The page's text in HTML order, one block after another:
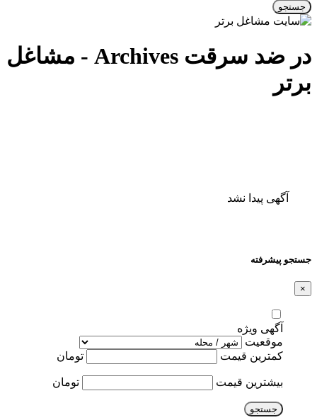
جستجو
در ضد سرقت Archives - مشاغل
برتر
آگهی پیدا نشد
جستجو پیشرفته
×
آگهی ویژه
موقعیت
کمترین قیمت
تومان
بیشترین قیمت تومان
جستجو